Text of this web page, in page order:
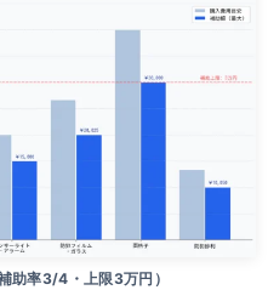
助率3/4・上限3万円）